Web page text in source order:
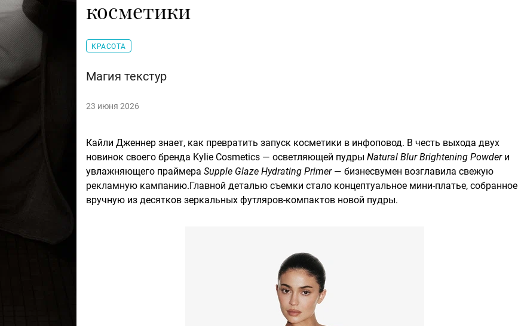
косметики
КРАСОТА
Магия текстур
23 июня 2026
Кайли Дженнер знает, как превратить запуск косметики в инфоповод. В честь выхода двух
новинок своего бренда Kylie Cosmetics — осветляющей пудры Natural Blur Brightening Powderи
увлажняющего праймера Supple Glaze Hydrating Primer— бизнесвумен возглавила свежую
рекламную кампанию.Главной деталью съемки стало концептуальное мини-платье, собранное
вручную из десятков зеркальных футляров-компактов новой пудры.